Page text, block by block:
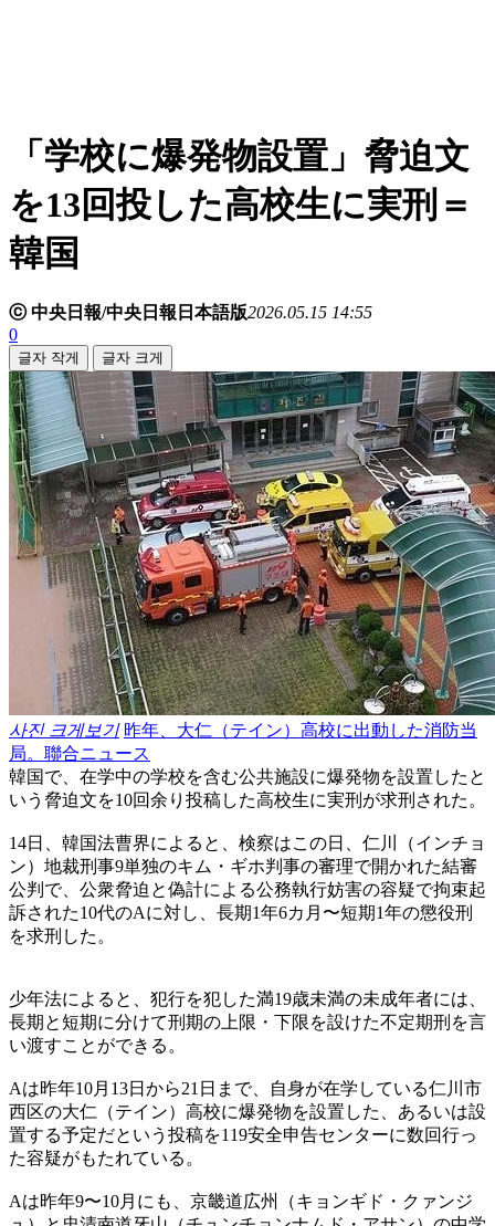
「学校に爆発物設置」脅迫文
を13回投した高校生に実刑＝
韓国
ⓒ 中央日報/中央日報日本語版2026.05.15 14:55
0
글자 작게 글자 크게
사진 크게보기 昨年、大仁（テイン）高校に出動した消防当
局。聯合ニュース
韓国で、在学中の学校を含む公共施設に爆発物を設置したと
いう脅迫文を10回余り投稿した高校生に実刑が求刑された。
14日、韓国法曹界によると、検察はこの日、仁川（インチョ
ン）地裁刑事9単独のキム・ギホ判事の審理で開かれた結審
公判で、公衆脅迫と偽計による公務執行妨害の容疑で拘束起
訴された10代のAに対し、長期1年6カ月〜短期1年の懲役刑
を求刑した。
少年法によると、犯行を犯した満19歳未満の未成年者には、
長期と短期に分けて刑期の上限・下限を設けた不定期刑を言
い渡すことができる。
Aは昨年10月13日から21日まで、自身が在学している仁川市
西区の大仁（テイン）高校に爆発物を設置した、あるいは設
置する予定だという投稿を119安全申告センターに数回行っ
た容疑がもたれている。
Aは昨年9〜10月にも、京畿道広州（キョンギド・クァンジ